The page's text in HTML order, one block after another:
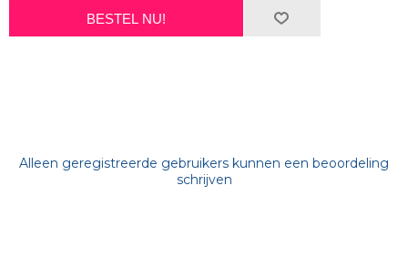
BESTEL NU!
Alleen geregistreerde gebruikers kunnen een beoordeling
schrijven